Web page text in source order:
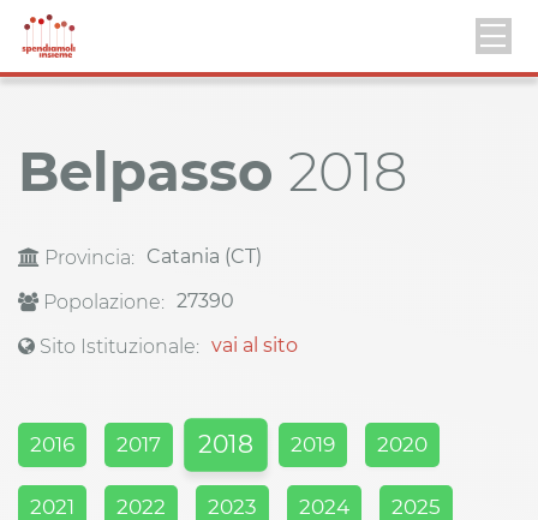
Belpasso 2018
Provincia:
Catania (CT)
Popolazione: 27390
Sito Istituzionale: vai al sito
2016 2017 2018 2019 2020
2021 2022 2023 2024 2025